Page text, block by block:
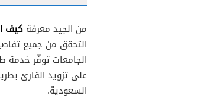
استخراج
كيف اطلع
صورة من
من الجيد معرفة كيف
التحقق من جميع
الجامعات توفّر خدمة
على تزويد القارئ
السعودية.